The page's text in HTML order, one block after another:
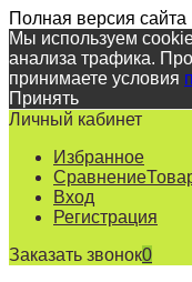
Полная версия сайта
Мы используем
анализа трафика.
принимаете условия
Принять
Личный кабинет
Избранное
Сравнение
Вход
Регистрация
Заказать звонок0